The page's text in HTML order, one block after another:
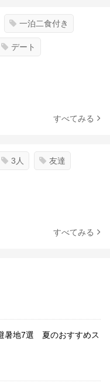
一泊二食付き
デート
すべてみる
3人 友達
すべてみる
暑地7選 夏のおすすめス